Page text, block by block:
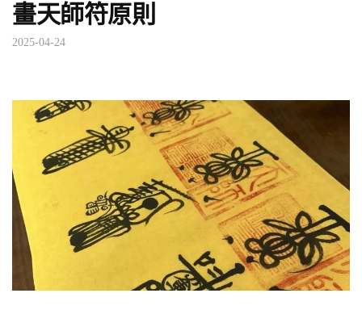
畫天師符原則
2025-04-24